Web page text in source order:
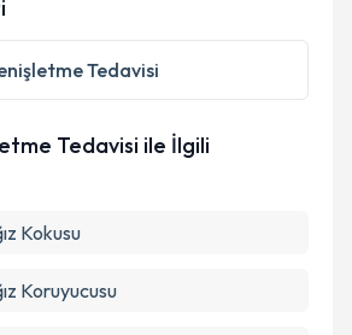
işlenmesine ilişkin
ve kişisel verilerimin belirtilen
Tedavisi
Tedavisi ile İlgili
Kokusu
Koruyucusu